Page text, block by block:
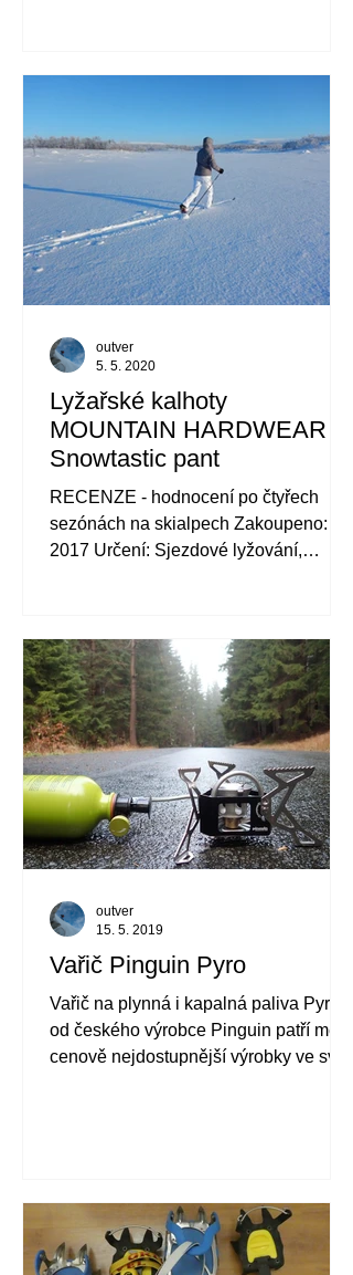
Lyžařské kalhoty
MOUNTAIN HARDWEAR
Snowtastic pant
RECENZE - hodnocení po čtyřech
sezónách na skialpech Zakoupeno:
2017 Určení: Sjezdové lyžování,
outver
5. 5. 2020
Vařič Pinguin Pyro
Vařič na plynná i kapalná paliva Pyro
od českého výrobce Pinguin patří mezi
cenově nejdostupnější výrobky ve své
outver
15. 5. 2019